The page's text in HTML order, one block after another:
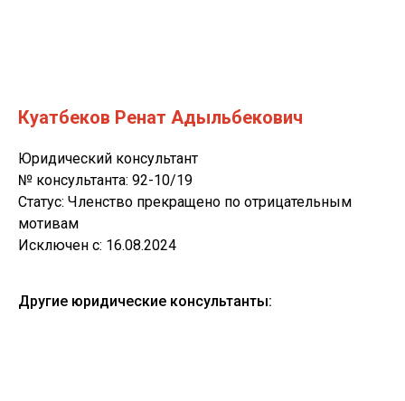
Куатбеков Ренат Адыльбекович
Юридический консультант
№ консультанта: 92-10/19
Статус: Членство прекращено по отрицательным
мотивам
Исключен с: 16.08.2024
Другие юридические консультанты: